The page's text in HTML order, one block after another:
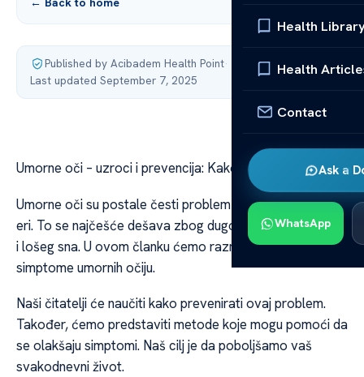
Health
Health
Contact
Ask a
WhatsApp
Published by Acibadem Health Point·
Last updated September 7, 2025
Umorne oči – uzroci i prevencija: Kako se boriti?
Umorne oči su postale česti problem u našoj digitalnoj
eri. To se najčešće dešava zbog dugo korišćenja uređaja
i lošeg sna. U ovom članku ćemo razmotriti uzroke i
simptome umornih očiju.
Naši čitatelji će naučiti kako prevenirati ovaj problem.
Također, ćemo predstaviti metode koje mogu pomoći da
se olakšaju simptomi. Naš cilj je da poboljšamo vaš
svakodnevni život.